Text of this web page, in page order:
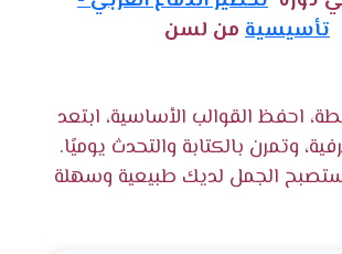
تأسيسية من لسن
احفظ القوالب الأساسية، ابتعد
وتمرن بالكتابة والتحدث يوميًا.
الجمل لديك طبيعية وسهلة